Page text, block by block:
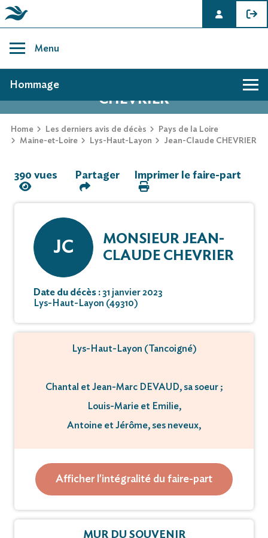
content
Menu
AVIS DE DÉCÈS DE JEAN-CLAUDE
CHEVRIER
Home Les derniers avis de décès
Pays de la Loire
Maine-et-Loire
Lys-Haut-Layon Jean-Claude CHEVRIER
Hommage
390 vues Partager Imprimer le faire-part
JC
MONSIEUR JEAN-
CLAUDE CHEVRIER
Date du décès :31 janvier 2023
Lys-Haut-Layon (49310)
Lys-Haut-Layon (Tancoigné)
Chantal et Jean-Marc DEVAUD, sa soeur ;
Louis-Marie et Emilie,
Antoine et Jérôme, ses neveux,
ont la douleur de vous faire part du décès de
Afficher l'intégralité du faire-part
MUR DU SOUVENIR